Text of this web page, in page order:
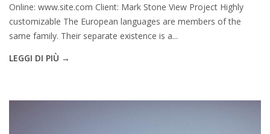
Online: www.site.com Client: Mark Stone View Project Highly
customizable The European languages are members of the
same family. Their separate existence is a...
LEGGI DI PIÙ →